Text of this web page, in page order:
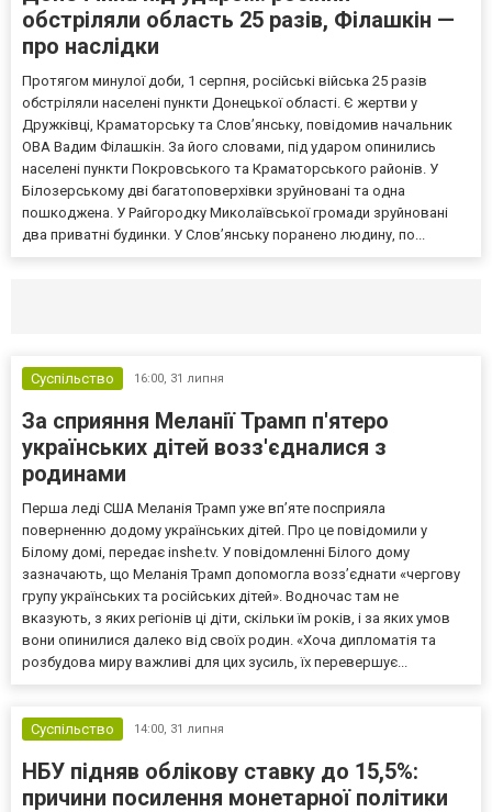
обстріляли область 25 разів, Філашкін —
про наслідки
Протягом минулої доби, 1 серпня, російські війська 25 разів
обстріляли населені пункти Донецької області. Є жертви у
Дружківці, Краматорську та Слов’янську, повідомив начальник
ОВА Вадим Філашкін. За його словами, під ударом опинились
населені пункти Покровського та Краматорського районів. У
Білозерському дві багатоповерхівки зруйновані та одна
пошкоджена. У Райгородку Миколаївської громади зруйновані
два приватні будинки. У Слов’янську поранено людину, по...
Суспільство 16:00, 31 липня
За сприяння Меланії Трамп п'ятеро
українських дітей возз'єдналися з
родинами
Перша леді США Меланія Трамп уже впʼяте посприяла
поверненню додому українських дітей. Про це повідомили у
Білому домі, передає inshe.tv. У повідомленні Білого дому
зазначають, що Меланія Трамп допомогла возз’єднати «чергову
групу українських та російських дітей». Водночас там не
вказують, з яких регіонів ці діти, скільки їм років, і за яких умов
вони опинилися далеко від своїх родин. «Хоча дипломатія та
розбудова миру важливі для цих зусиль, їх перевершує...
Суспільство 14:00, 31 липня
НБУ підняв облікову ставку до 15,5%:
причини посилення монетарної політики